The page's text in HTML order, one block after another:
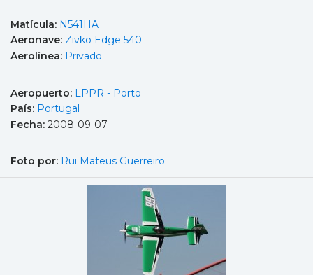
Matícula: N541HA
Aeronave: Zivko Edge 540
Aerolínea: Privado
Aeropuerto: LPPR - Porto
País: Portugal
Fecha: 2008-09-07
Foto por: Rui Mateus Guerreiro